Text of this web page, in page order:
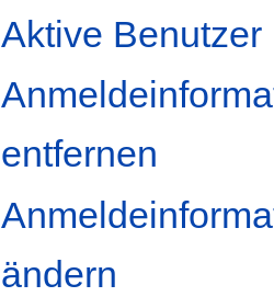
Aktive Benutzer
entfernen
ändern